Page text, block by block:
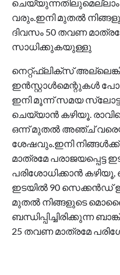
ചെയ്യുന്നതിലുമെല്ലാം
വരും.ഇനി മുതൽ
ദിവസം 50 തവണ
സാധിക്കുകയുള്ളു
നെറ്റ്ഫ്ലിക്സ്
ഇൻസ്റ്റാൾമെന്റുകൾ
ഇനി മൂന്ന് സമയ
ചെയ്യാൻ കഴിയൂ.
ഒന്ന് മുതൽ അഞ്ച്
ശേഷവും.ഇനി
മാത്രമേ പരാജയപ്പെട്ട
പരിശോധിക്കാൻ
ഇടയിൽ 90 സെക്കൻഡ്
മുതൽ നിങ്ങളുടെ
ബന്ധിപ്പിച്ചിരിക്കുന്ന
25 തവണ മാത്രമേ